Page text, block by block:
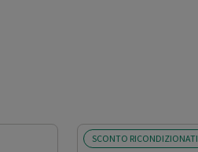
SCONTO RICONDIZIONATI